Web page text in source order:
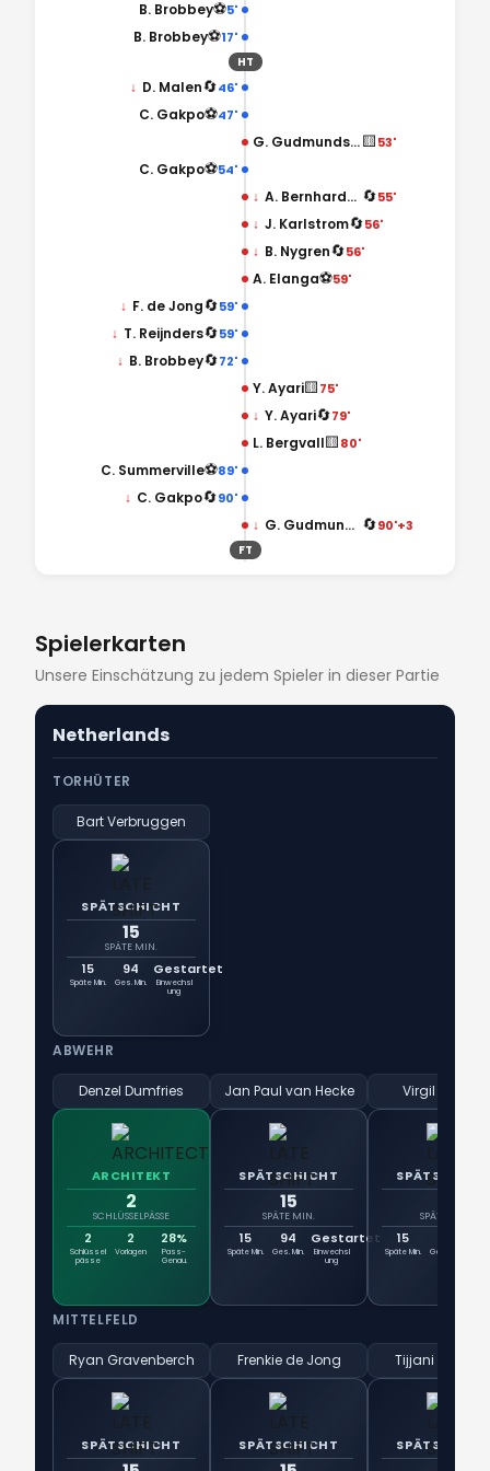
5'
⚽
B. Brobbey
17'
⚽
B. Brobbey
HT
46'
🔄
↓ D. Malen
47'
⚽
C. Gakpo
G. Gudmundsson🟨53'
54'
⚽
C. Gakpo
↓ A. Bernhardsson 🔄55'
↓ J. Karlstrom🔄56'
↓ B. Nygren🔄56'
A. Elanga⚽59'
59'
🔄
↓ F. de Jong
59'
🔄
↓ T. Reijnders
72'
🔄
↓ B. Brobbey
Y. Ayari🟨75'
↓ Y. Ayari🔄79'
L. Bergvall🟨80'
89'
⚽
C. Summerville
90'
🔄
↓ C. Gakpo
↓ G. Gudmundsson 🔄90'+3
FT
Spielerkarten
Unsere Einschätzung zu jedem Spieler in dieser Partie
Netherlands
TORHÜTER
Bart Verbruggen
SPÄTSCHICHT
15
SPÄTE MIN.
15
Späte Min.
94
Ges. Min.
Gestartet
Einwechsl
ung
ABWEHR
Denzel Dumfries
ARCHITEKT
2
SCHLÜSSELPÄSSE
2
Schlüssel
pässe
2
Vorlagen
28%
Pass-
Genau.
Jan Paul van Hecke
SPÄTSCHICHT
15
SPÄTE MIN.
15
Späte Min.
94
Ges. Min.
Gestartet
Einwechsl
ung
Virgil van Dijk
SPÄTE MIN.
15
Späte Min. Ges. Min.
MITTELFELD
Ryan Gravenberch
SPÄTSCHICHT
Frenkie de Jong
SPÄTSCHICHT
Tijjani